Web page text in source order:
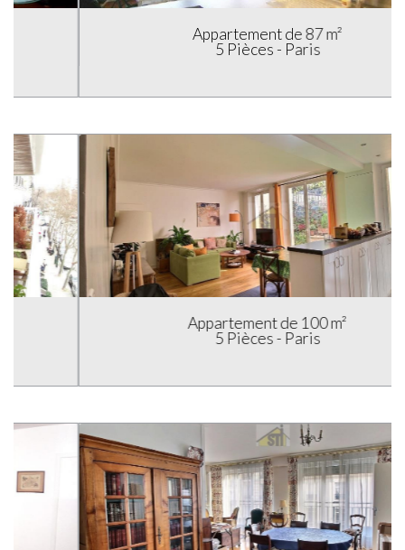
Appartement de 87 m²
5 Pièces - Paris
Appartement de 100 m²
5 Pièces - Paris